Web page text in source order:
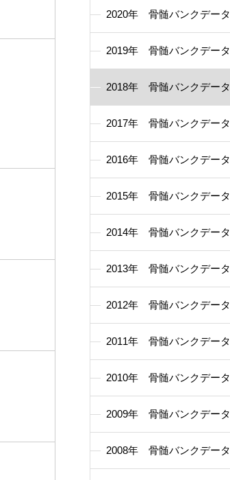
2020年 骨髄バンクデータ
2019年 骨髄バンクデータ
2018年 骨髄バンクデータ
2017年 骨髄バンクデータ
2016年 骨髄バンクデータ
2015年 骨髄バンクデータ
2014年 骨髄バンクデータ
2013年 骨髄バンクデータ
2012年 骨髄バンクデータ
2011年 骨髄バンクデータ
2010年 骨髄バンクデータ
2009年 骨髄バンクデータ
2008年 骨髄バンクデータ